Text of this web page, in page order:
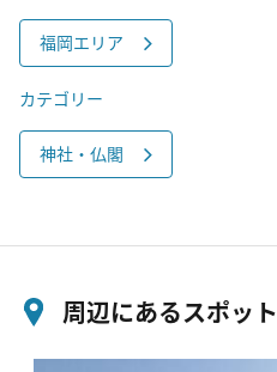
福岡エリア
カテゴリー
神社・仏閣
周辺にあるスポット